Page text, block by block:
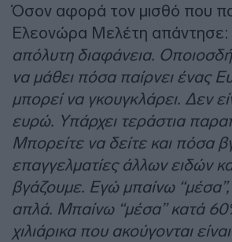
Όσον αφορά τον μισθό που
Ελεονώρα Μελέτη απάντησε:
απόλυτη διαφάνεια.
να μάθει πόσα παίρνει ένας
μπορεί να γκουγκλάρει. Δεν
ευρώ. Υπάρχει τεράστια
Μπορείτε να δείτε και πόσα
επαγγελματίες άλλων ειδών
βγάζουμε. Εγώ μπαίνω
απλά. Μπαίνω “μέσα” κατά
χιλιάρικα που ακούγονται είναι